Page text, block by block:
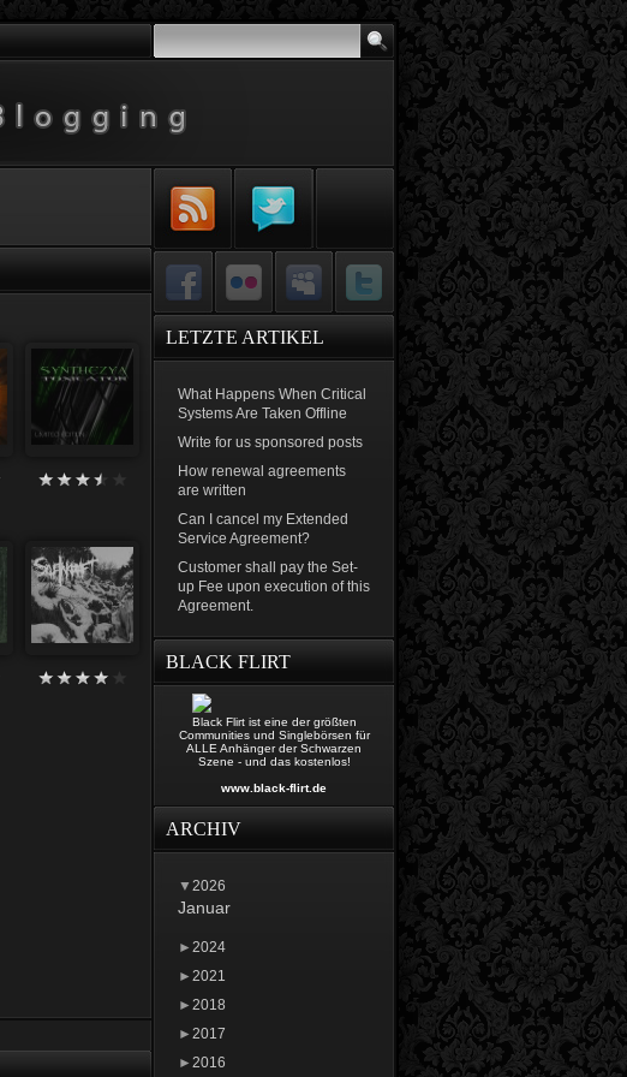
Subscribe to
RSS Feed
Follow Me on
Twitter
LETZTE ARTIKEL
What Happens When Critical
Systems Are Taken Offline
Write for us sponsored posts
How renewal agreements
are written
Can I cancel my Extended
Service Agreement?
Customer shall pay the Set-
up Fee upon execution of this
Agreement.
BLACK FLIRT
Black Flirt ist eine der größten
Communities und Singlebörsen für
ALLE Anhänger der Schwarzen
Szene - und das kostenlos!
www.black-flirt.de
ARCHIV
▼2026
Januar
► 2024
► 2021
► 2018
► 2017
► 2016